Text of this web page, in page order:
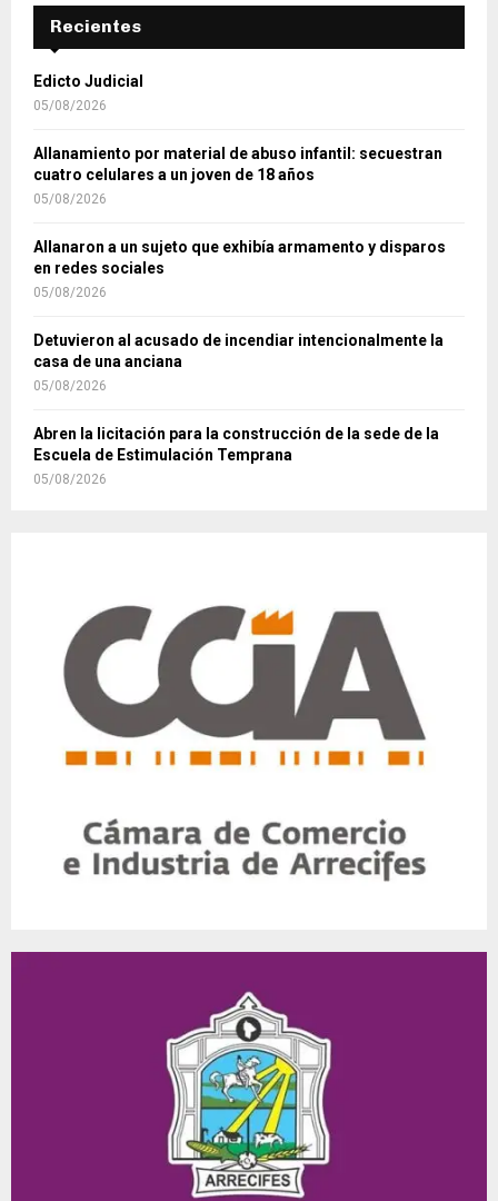
Recientes
Edicto Judicial
05/08/2026
Allanamiento por material de abuso infantil: secuestran
cuatro celulares a un joven de 18 años
05/08/2026
Allanaron a un sujeto que exhibía armamento y disparos
en redes sociales
05/08/2026
Detuvieron al acusado de incendiar intencionalmente la
casa de una anciana
05/08/2026
Abren la licitación para la construcción de la sede de la
Escuela de Estimulación Temprana
05/08/2026